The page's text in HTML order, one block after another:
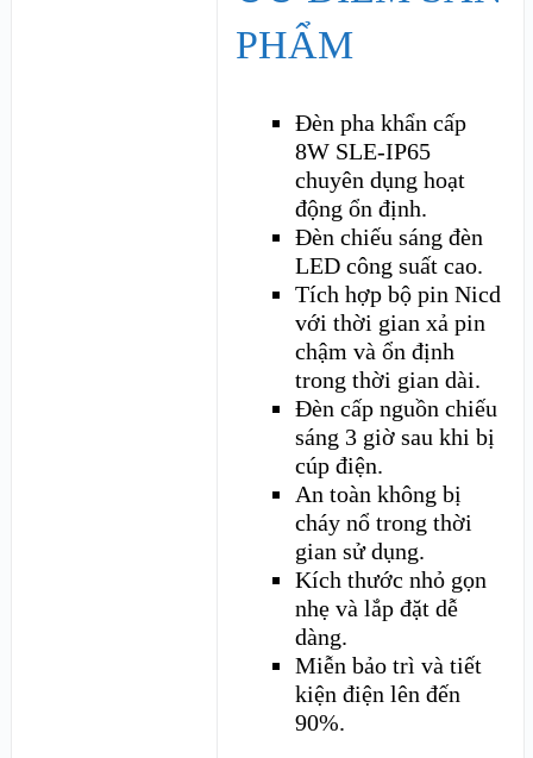
PHẨM
Đèn pha khẩn cấp
8W SLE-IP65
chuyên dụng hoạt
động ổn định.
Đèn chiếu sáng đèn
LED công suất cao.
Tích hợp bộ pin Nicd
với thời gian xả pin
chậm và ổn định
trong thời gian dài.
Đèn cấp nguồn chiếu
sáng 3 giờ sau khi bị
cúp điện.
An toàn không bị
cháy nổ trong thời
gian sử dụng.
Kích thước nhỏ gọn
nhẹ và lắp đặt dễ
dàng.
Miễn bảo trì và tiết
kiện điện lên đến
90%.